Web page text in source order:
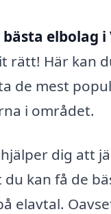
bästa elbolag i
rätt! Här kan
de mest
i området.
dig att
du kan få de
elavtal.